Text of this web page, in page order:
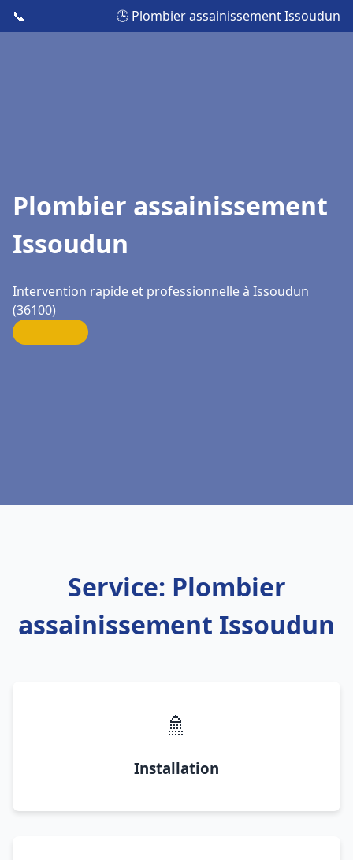
📞 🕒 Plombier assainissement Issoudun
Plombier assainissement
Issoudun
Intervention rapide et professionnelle à Issoudun
(36100)
Service: Plombier
assainissement Issoudun
🚿
Installation